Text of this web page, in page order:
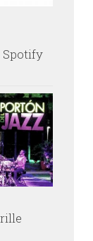
Spotify